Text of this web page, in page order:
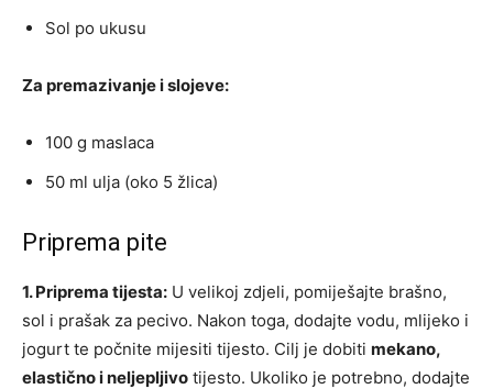
Sol po ukusu
Za premazivanje i slojeve:
100 g maslaca
50 ml ulja (oko 5 žlica)
Priprema pite
1. Priprema tijesta: U velikoj zdjeli, pomiješajte brašno,
sol i prašak za pecivo. Nakon toga, dodajte vodu, mlijeko i
jogurt te počnite mijesiti tijesto. Cilj je dobiti mekano,
elastično i neljepljivo tijesto. Ukoliko je potrebno, dodajte